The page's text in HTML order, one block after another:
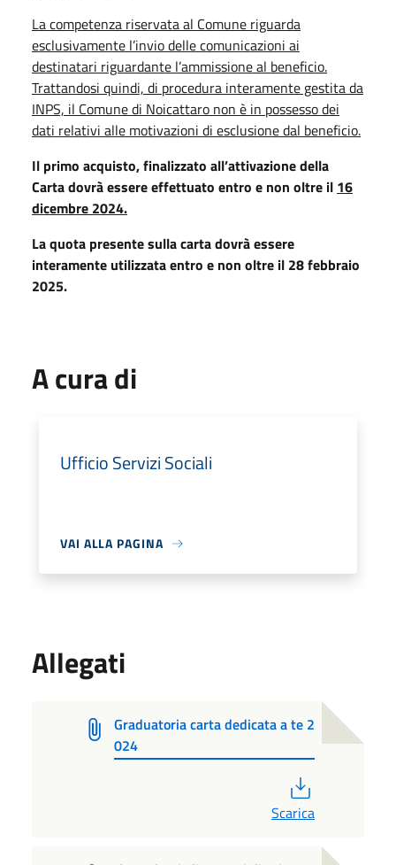
La competenza riservata al Comune riguarda
esclusivamente l’invio delle comunicazioni ai
destinatari riguardante l’ammissione al beneficio.
Trattandosi quindi, di procedura interamente gestita da
INPS, il Comune di Noicattaro non è in possesso dei
dati relativi alle motivazioni di esclusione dal beneficio.
Il primo acquisto, finalizzato all’attivazione della
Carta dovrà essere effettuato entro e non oltre il 16
dicembre 2024.
La quota presente sulla carta dovrà essere
interamente utilizzata entro e non oltre il 28 febbraio
2025.
A cura di
Ufficio Servizi Sociali
VAI ALLA PAGINA
Allegati
Graduatoria carta dedicata a te 2
024
Scarica